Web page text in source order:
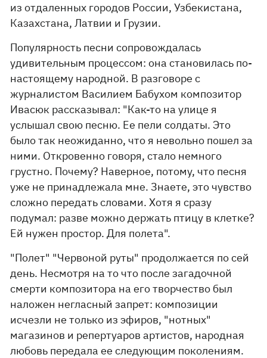
из отдаленных городов России, Узбекистана,
Казахстана, Латвии и Грузии.
Популярность песни сопровождалась
удивительным процессом: она становилась по-
настоящему народной. В разговоре с
журналистом Василием Бабухом композитор
Ивасюк рассказывал: "Как-то на улице я
услышал свою песню. Ее пели солдаты. Это
было так неожиданно, что я невольно пошел за
ними. Откровенно говоря, стало немного
грустно. Почему? Наверное, потому, что песня
уже не принадлежала мне. Знаете, это чувство
сложно передать словами. Хотя я сразу
подумал: разве можно держать птицу в клетке?
Ей нужен простор. Для полета".
"Полет" "Червоной руты" продолжается по сей
день. Несмотря на то что после загадочной
смерти композитора на его творчество был
наложен негласный запрет: композиции
исчезли не только из эфиров, "нотных"
магазинов и репертуаров артистов, народная
любовь передала ее следующим поколениям.